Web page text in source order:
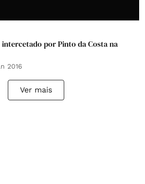
por Pinto da Costa na
2016
Ver mais